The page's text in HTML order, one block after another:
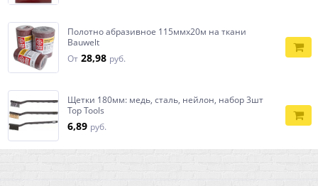
Полотно абразивное 115ммx20м на ткани
Bauwelt
От 28,98 руб.
Щетки 180мм: медь, сталь, нейлон, набор 3шт
Top Tools
6,89 руб.